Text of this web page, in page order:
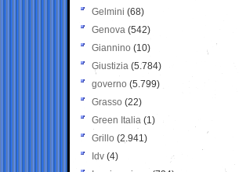
Gelmini (68)
Genova (542)
Giannino (10)
Giustizia (5.784)
governo (5.799)
Grasso (22)
Green Italia (1)
Grillo (2.941)
Idv (4)